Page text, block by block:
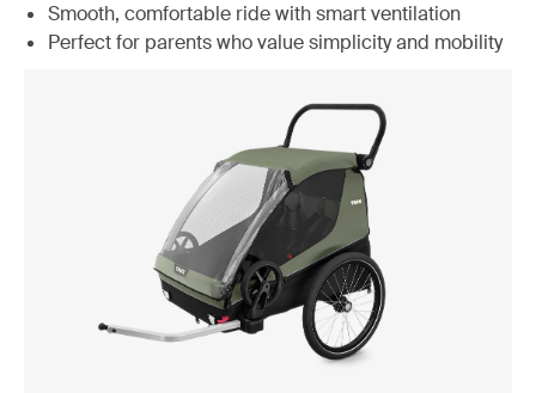
Smooth, comfortable ride with smart ventilation
Perfect for parents who value simplicity and mobility